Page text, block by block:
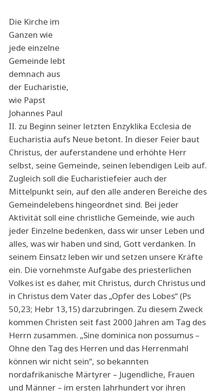
Die Kirche im
Ganzen wie
jede einzelne
Gemeinde lebt
demnach aus
der Eucharistie,
wie Papst
Johannes Paul
II. zu Beginn seiner letzten Enzyklika Ecclesia de
Eucharistia aufs Neue betont. In dieser Feier baut
Christus, der auferstandene und erhöhte Herr
selbst, seine Gemeinde, seinen lebendigen Leib auf.
Zugleich soll die Eucharistiefeier auch der
Mittelpunkt sein, auf den alle anderen Bereiche des
Gemeindelebens hingeordnet sind. Bei jeder
Aktivität soll eine christliche Gemeinde, wie auch
jeder Einzelne bedenken, dass wir unser Leben und
alles, was wir haben und sind, Gott verdanken. In
seinem Einsatz leben wir und setzen unsere Kräfte
ein. Die vornehmste Aufgabe des priesterlichen
Volkes ist es daher, mit Christus, durch Christus und
in Christus dem Vater das „Opfer des Lobes“ (Ps
50,23; Hebr 13,15) darzubringen. Zu diesem Zweck
kommen Christen seit fast 2000 Jahren am Tag des
Herrn zusammen. „Sine dominica non possumus –
Ohne den Tag des Herren und das Herrenmahl
können wir nicht sein“, so bekannten
nordafrikanische Märtyrer – Jugendliche, Frauen
und Männer – im ersten Jahrhundert vor ihren